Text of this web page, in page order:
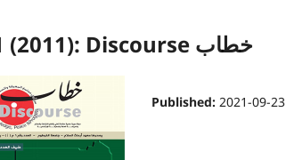
Vol. 1 (2011): Discourse خطاب
Published: 2021-09-23